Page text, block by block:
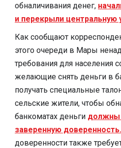
обналичивания денег,
и перекрыли центральную
Как сообщают
этого очереди в Мары
требования для населения
желающие снять деньги в
получать специальные
сельские жители, чтобы
банкоматах деньги должны
заверенную доверенность.
доверенности также